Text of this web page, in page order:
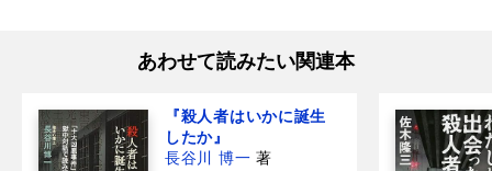
あわせて読みたい関連本
『殺人者はいかに誕生
したか』
長谷川 博一 著